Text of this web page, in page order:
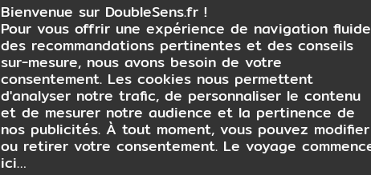
Bienvenue sur DoubleSens.fr !
Pour vous offrir une expérience de navigation
des recommandations pertinentes et des conseils
sur-mesure, nous avons besoin de votre
consentement. Les cookies nous permettent
d'analyser notre trafic, de personnaliser le contenu
et de mesurer notre audience et la pertinence de
nos publicités. À tout moment, vous pouvez modifier
ou retirer votre consentement. Le voyage
ici…